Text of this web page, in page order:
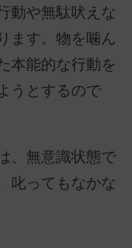
動や無駄吠えな
ます。物を噛ん
本能的な行動を
うとするので
、無意識状態で
叱ってもなかな